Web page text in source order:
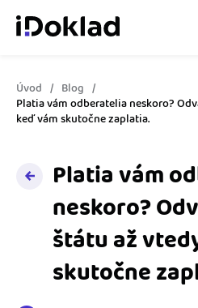
Vlastnosti
Správa kontaktov
Sledovanie cashflow
Spolupráca s účtovníkom
Vzdelanie
Nápoveda
Vyskúšať
Úvod
Blog
Platia vám odberatelia neskoro?
keď vám skutočne zaplatia.
Platia vám
neskoro?
štátu až
skutočne